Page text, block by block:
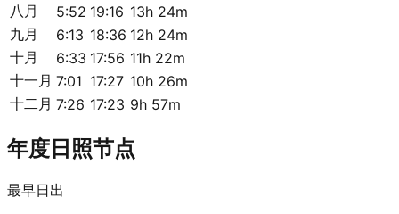
八月
5:52 19:16 13h 24m
九月
6:13 18:36 12h 24m
十月
6:33 17:56 11h 22m
十一月 7:01 17:27 10h 26m
十二月 7:26 17:23 9h 57m
年度日照节点
最早日出